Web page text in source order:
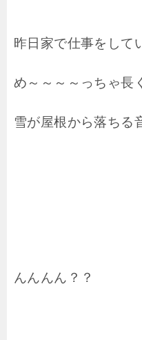
昨日家で仕事をして
め～～～～っちゃ長
雪が屋根から落ちる
んんんん？？